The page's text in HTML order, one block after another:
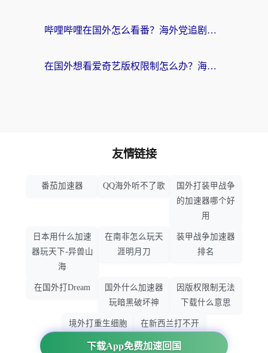
哔哩哔哩在国外怎么看番？海外党追剧看片的终极解决方案
在国外想看爱奇艺版权限制怎么办？海外华人必看的追剧自由指南
下载App免费加速回国
友情链接
番茄加速器 QQ海外听不了歌
国外打装甲战争
的加速器哪个好
用
日本用什么加速
器玩天下-异兽山
海
在南非怎么玩天
涯明月刀
装甲战争加速器
排名
在国外打Dream
国外什么加速器
玩暗黑破坏神
因版权限制无法
下载什么意思
境外打重生细胞
加速器哪个好
在新西兰打不开
大智慧怎么办